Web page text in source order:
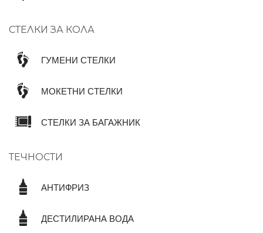
СТЕЛКИ ЗА КОЛА
ГУМЕНИ СТЕЛКИ
МОКЕТНИ СТЕЛКИ
СТЕЛКИ ЗА БАГАЖНИК
ТЕЧНОСТИ
АНТИФРИЗ
ДЕСТИЛИРАНА ВОДА